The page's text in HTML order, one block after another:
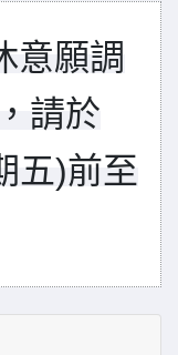
意願調
請於
五)前至